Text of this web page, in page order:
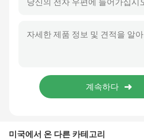
미국에서 온 다른 카테고리